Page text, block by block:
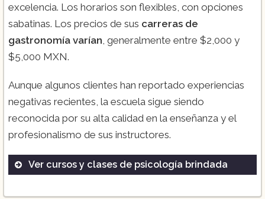
excelencia. Los horarios son flexibles, con opciones
sabatinas. Los precios de sus carreras de
gastronomía varían, generalmente entre $2,000 y
$5,000 MXN.
Aunque algunos clientes han reportado experiencias
negativas recientes, la escuela sigue siendo
reconocida por su alta calidad en la enseñanza y el
profesionalismo de sus instructores.
Ver cursos y clases de psicología brindada